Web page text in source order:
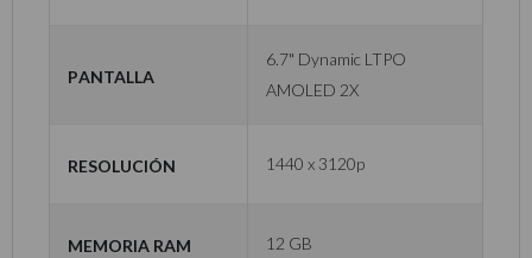
Pantalla
6.7" Dynamic LTPO
AMOLED 2X
Resolución 1440 x 3120p
Memoria RAM 12 GB